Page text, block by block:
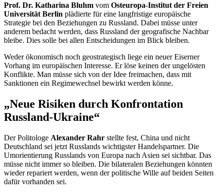
Prof. Dr. Katharina Bluhm vom Osteuropa-Institut der Freien
Universität Berlin plädierte für eine langfristige europäische
Strategie bei den Beziehungen zu Russland. Dabei müsse unter
anderem bedacht werden, dass Russland der geografische Nachbar
bleibe. Dies solle bei allen Entscheidungen im Blick bleiben.
Weder ökonomisch noch geostrategisch liege ein neuer Eiserner
Vorhang im europäischen Interesse. Er löse keinen der ungelösten
Konflikte. Man müsse sich von der Idee freimachen, dass mit
Sanktionen ein Regimewechsel bewirkt werden könne.
„Neue Risiken durch Konfrontation
Russland-Ukraine“
Der Politologe Alexander Rahr stellte fest, China und nicht
Deutschland sei jetzt Russlands wichtigster Handelspartner. Die
Umorientierung Russlands von Europa nach Asien sei sichtbar. Das
müsse nicht immer so bleiben. Die bilateralen Beziehungen könnten
wieder repariert werden, wenn der politische Wille auf beiden Seiten
dafür vorhanden sei.